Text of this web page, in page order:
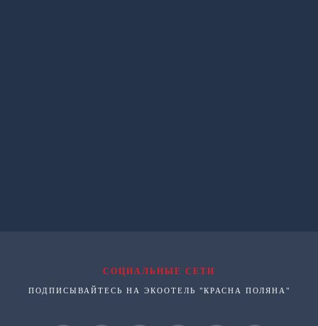
СОЦИАЛЬНЫЕ СЕТИ
ПОДПИСЫВАЙТЕСЬ НА ЭКООТЕЛЬ "КРАСНА ПОЛЯНА"